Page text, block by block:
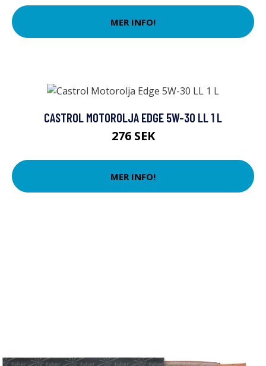
MER INFO!
CASTROL MOTOROLJA EDGE 5W-30 LL 1 L
276 SEK
MER INFO!